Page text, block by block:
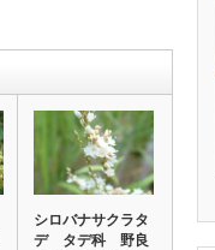
シロバナサクラタ
デ タデ科 野良